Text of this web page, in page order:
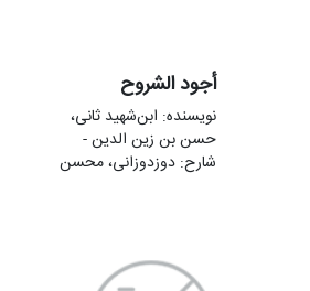
أجود الشروح
نویسنده: ابن‌شهید ثانی،
حسن بن زین الدین -
شارح: دوزدوزانی، محسن